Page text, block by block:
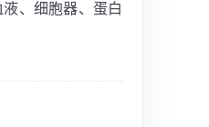
、细胞器、蛋白